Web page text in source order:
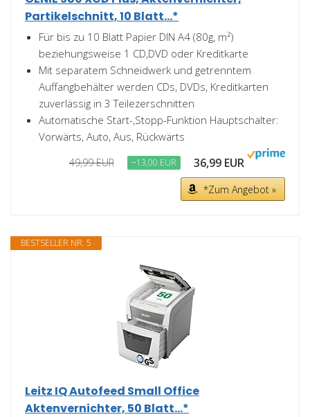
Partikelschnitt, 10 Blatt...*
Für bis zu 10 Blatt Papier DIN A4 (80g, m²)
beziehungsweise 1 CD,DVD oder Kreditkarte
Mit separatem Schneidwerk und getrenntem
Auffangbehälter werden CDs, DVDs, Kreditkarten
zuverlässig in 3 Teilezerschnitten
Automatische Start-,Stopp-Funktion Hauptschalter:
Vorwärts, Auto, Aus, Rückwärts
49,99 EUR −13,00 EUR 36,99 EUR
*Zum Angebot »
BESTSELLER NR. 5
Leitz IQ Autofeed Small Office
Aktenvernichter, 50 Blatt...*